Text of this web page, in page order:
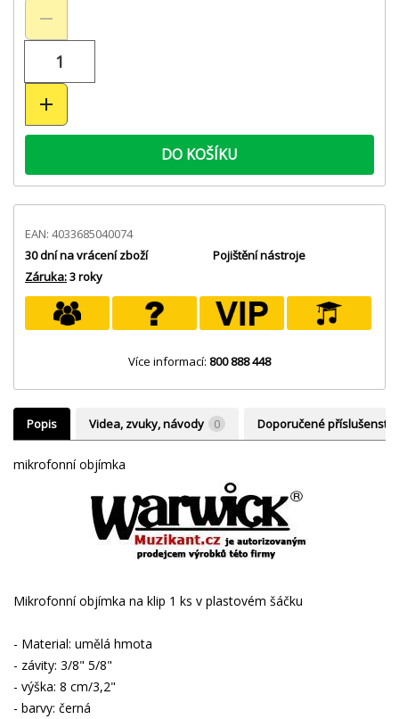
DO KOŠÍKU
EAN: 4033685040074
30 dní na vrácení zboží
Záruka:3 roky
Pojištění nástroje
Více informací: 800 888 448
Popis Videa, zvuky, návody 0 Doporučené příslušenství
mikrofonní objímka
Mikrofonní objímka na klip 1 ks v plastovém šáčku
- Material: umělá hmota
- závity: 3/8" 5/8"
- výška: 8 cm/3,2"
- barvy: černá